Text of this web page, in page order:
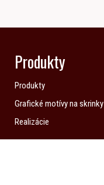
Produkty
Produkty
Grafické motívy na skrinky
Realizácie